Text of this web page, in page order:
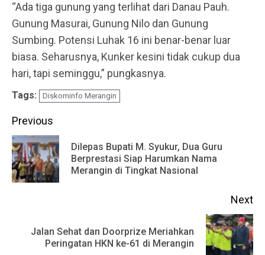
“Ada tiga gunung yang terlihat dari Danau Pauh.
Gunung Masurai, Gunung Nilo dan Gunung
Sumbing. Potensi Luhak 16 ini benar-benar luar
biasa. Seharusnya, Kunker kesini tidak cukup dua
hari, tapi seminggu,” pungkasnya.
Tags: Diskominfo Merangin
Continue
Reading
Previous
Dilepas Bupati M. Syukur, Dua Guru
Berprestasi Siap Harumkan Nama
Merangin di Tingkat Nasional
Next
NextJalan Sehat dan Doorprize Meriahkan
Peringatan HKN ke-61 di Merangin